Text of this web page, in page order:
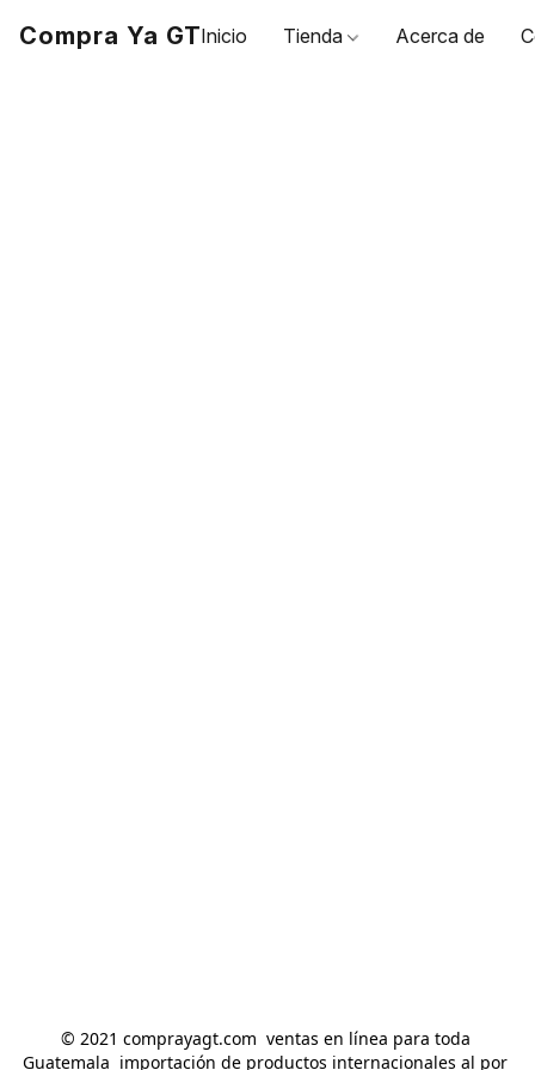
Compra Ya GTInicio Tienda Acerca de
© 2021 comprayagt.com  ventas en línea para toda
Guatemala  importación de productos internacionales al por